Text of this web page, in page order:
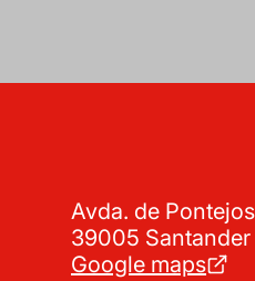
Avda. de
39005
Google maps